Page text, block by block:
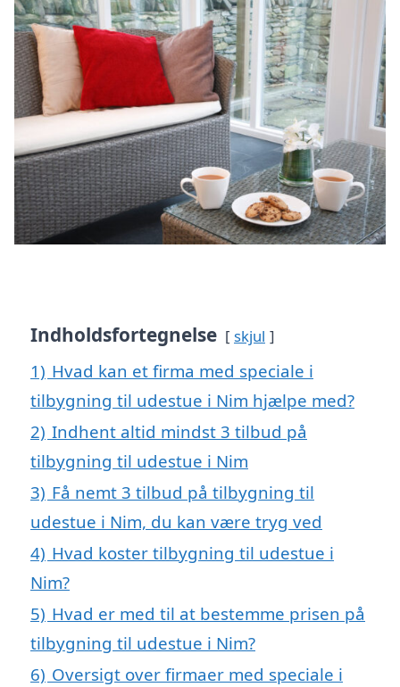
Indholdsfortegnelse skjul
1) Hvad kan et firma med speciale i
tilbygning til udestue i Nim hjælpe med?
2) Indhent altid mindst 3 tilbud på
tilbygning til udestue i Nim
3) Få nemt 3 tilbud på tilbygning til
udestue i Nim, du kan være tryg ved
4) Hvad koster tilbygning til udestue i
Nim?
5) Hvad er med til at bestemme prisen på
tilbygning til udestue i Nim?
6) Oversigt over firmaer med speciale i